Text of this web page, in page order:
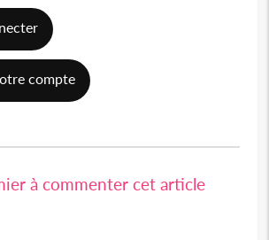
compte
à commenter cet article